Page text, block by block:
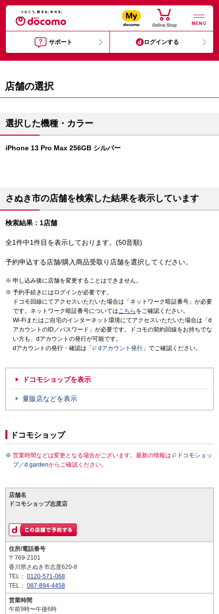
MENU
サポート ログインする
店舗の選択
選択した機種・カラー
iPhone 13 Pro Max 256GB シルバー
さぬき市の店舗を検索した結果を表示しています
検索結果：1店舗
全1件中1件目を表示しております。(50音順)
予約申込する店舗/購入商品受取り店舗を選択してください。
申し込み後に店舗を変更することはできません。
予約手続きにはログインが必要です。
ドコモ回線にてアクセスいただいた場合は「ネットワーク暗証番号」が必要
です。ネットワーク暗証番号についてはこちら をご確認ください。
Wi-Fiまたはご自宅のインターネット環境にてアクセスいただいた場合は「d
アカウントのID／パスワード」が必要です。ドコモの契約回線をお持ちでな
い方も、dアカウントの発行が可能です。
dアカウントの発行・確認は「
dアカウント発行 」でご確認ください。
ドコモショップを表示
量販店などを表示
ドコモショップ
営業時間などは変更となる場合がございます。最新の情報は
ドコモショッ
プ／d gardenからご確認ください。
店舗名
ドコモショップ志度店
住所/電話番号
〒769-2101
香川県さぬき市志度620-8
TEL： 0120-571-068
TEL： 087-894-4458
営業時間
午前9時〜午後6時